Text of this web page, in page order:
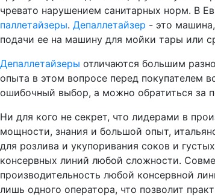
чревато нарушением санитарных норм. В
паллетайзеры. Депаллетайзер - это
подачи ее на машину для мойки тары или
Депаллетайзеры отличаются большим
опыта в этом вопросе перед покупателем
ошибочный выбор, а можно обратиться за
Ни для кого не секрет, что лидерами в
мощности, знания и большой опыт,
для розлива и укупоривания соков и
консервных линий любой сложности.
производительность любой консервной
лишь одного оператора, что позволит